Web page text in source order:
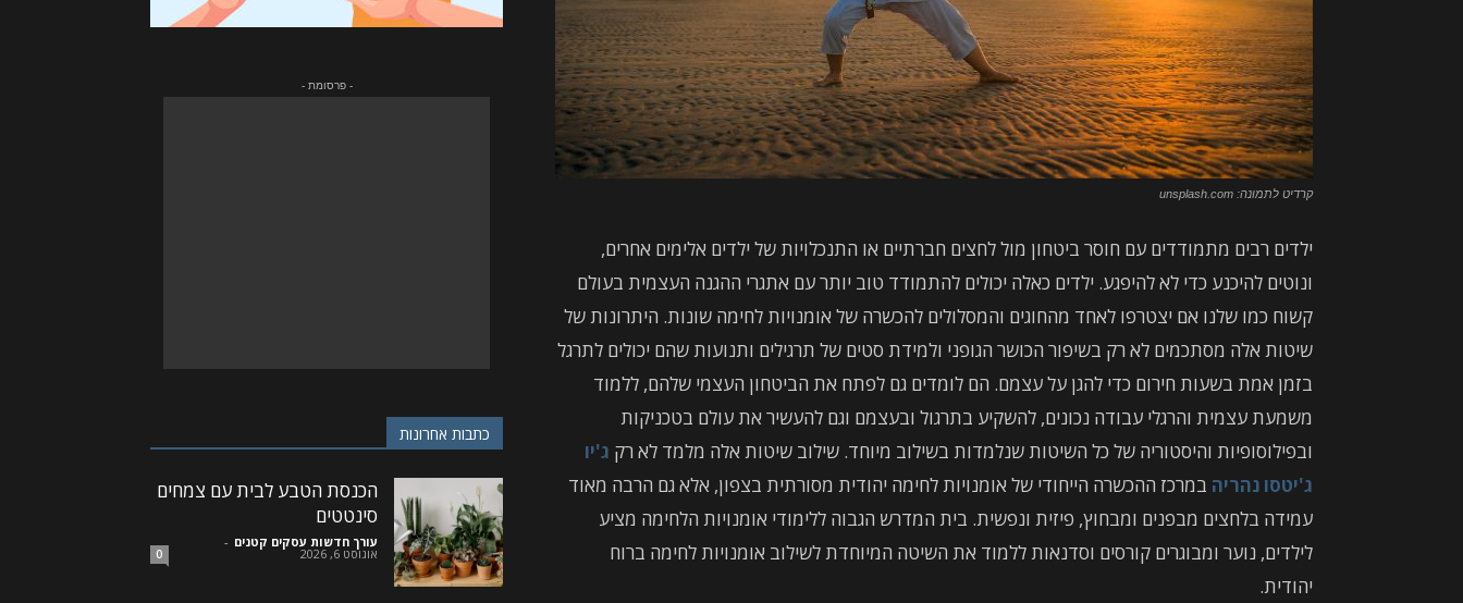
קרדיט לתמונה: unsplash.com
ילדים רבים מתמודדים עם חוסר ביטחון מול לחצים חברתיים או התנכלויות של ילדים אלימים אחרים,
ונוטים להיכנע כדי לא להיפגע. ילדים כאלה יכולים להתמודד טוב יותר עם אתגרי ההגנה העצמית בעולם
קשוח כמו שלנו אם יצטרפו לאחד מהחוגים והמסלולים להכשרה של אומנויות לחימה שונות. היתרונות של
שיטות אלה מסתכמים לא רק בשיפור הכושר הגופני ולמידת סטים של תרגילים ותנועות שהם יכולים לתרגל
בזמן אמת בשעות חירום כדי להגן על עצמם. הם לומדים גם לפתח את הביטחון העצמי שלהם, ללמוד
משמעת עצמית והרגלי עבודה נכונים, להשקיע בתרגול ובעצמם וגם להעשיר את עולם בטכניקות
ובפילוסופיות והיסטוריה של כל השיטות שנלמדות בשילוב מיוחד. שילוב שיטות אלה מלמד לא רק ג'יו
ג'יטסו נהריה במרכז ההכשרה הייחודי של אומנויות לחימה יהודית מסורתית בצפון, אלא גם הרבה מאוד
עמידה בלחצים מבפנים ומבחוץ, פיזית ונפשית. בית המדרש הגבוה ללימודי אומנויות הלחימה מציע
לילדים, נוער ומבוגרים קורסים וסדנאות ללמוד את השיטה המיוחדת לשילוב אומנויות לחימה ברוח
יהודית.
- פרסומת -
כתבות אחרונות
הכנסת הטבע לבית עם צמחים
סינטטים
עורך חדשות עסקים קטנים -
אוגוסט 6, 2026 0